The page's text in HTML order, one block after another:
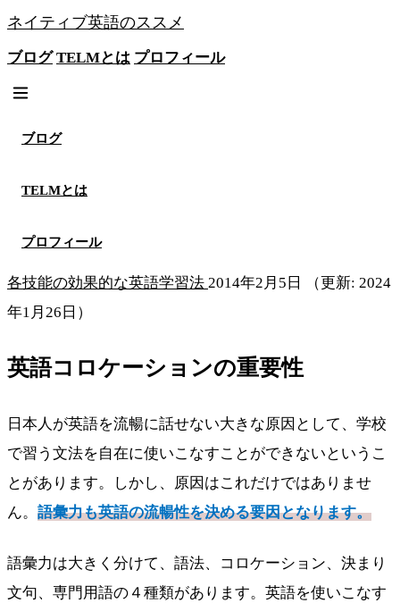
ネイティブ英語のススメ
ブログ TELMとは プロフィール
ブログ
TELMとは
プロフィール
各技能の効果的な英語学習法 2014年2月5日
（更新: 2024
年1月26日）
英語コロケーションの重要性
日本人が英語を流暢に話せない大きな原因として、学校
で習う文法を自在に使いこなすことができないというこ
とがあります。しかし、原因はこれだけではありませ
ん。 語彙力も英語の流暢性を決める要因となります。
語彙力は大きく分けて、語法、コロケーション、決まり
文句、専門用語の４種類があります。英語を使いこなす